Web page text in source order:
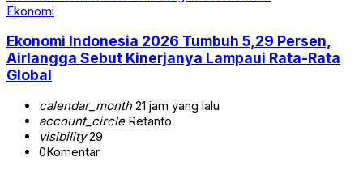
Ekonomi
Ekonomi Indonesia 2026 Tumbuh 5,29 Persen,
Airlangga Sebut Kinerjanya Lampaui Rata-Rata
Global
calendar_month21 jam yang lalu
account_circleRetanto
visibility29
0Komentar